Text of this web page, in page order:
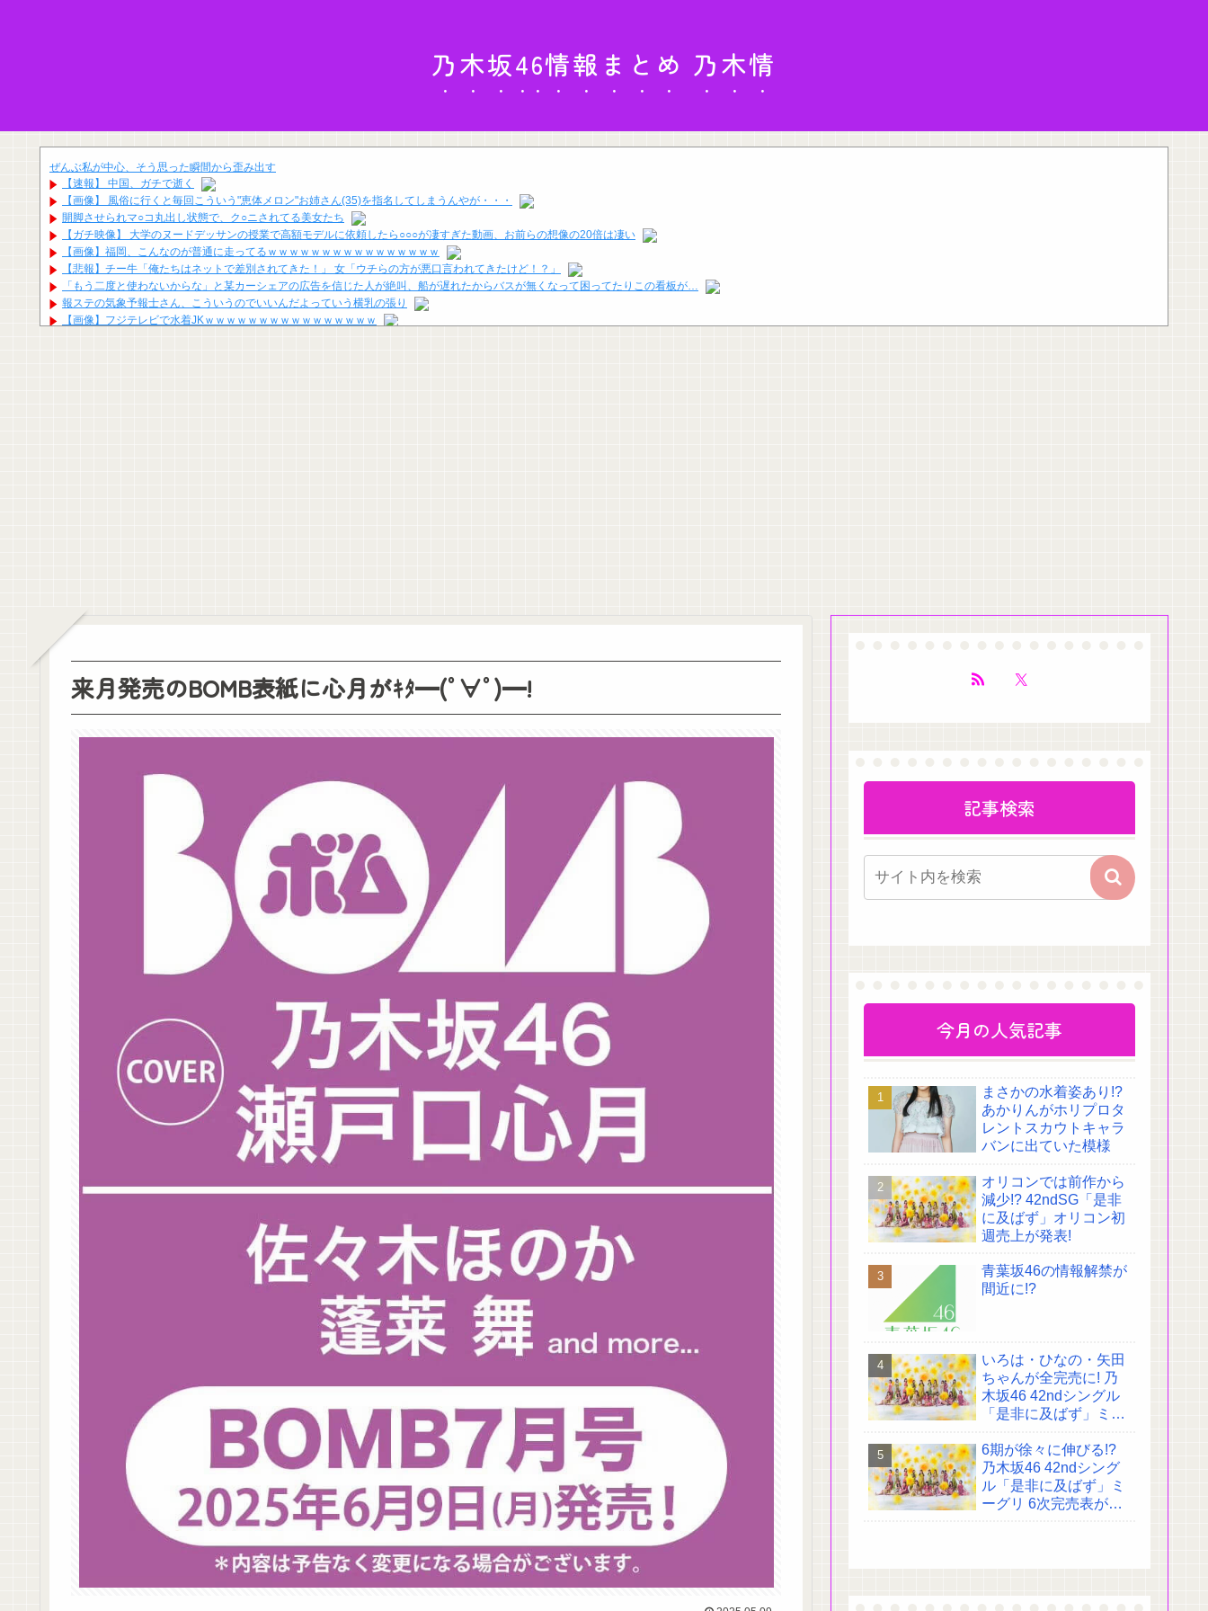
乃木坂46情報まとめ 乃木情
ぜんぶ私が中心、そう思った瞬間から歪み出す
【速報】 中国、ガチで逝く
【画像】 風俗に行くと毎回こういう"恵体メロン"お姉さん(35)を指名してしまうんやが・・・
開脚させられマ○コ丸出し状態で、ク○ニされてる美女たち
【ガチ映像】 大学のヌードデッサンの授業で高額モデルに依頼したら○○○が凄すぎた動画、お前らの想像の20倍は凄い
【画像】福岡、こんなのが普通に走ってるｗｗｗｗｗｗｗｗｗｗｗｗｗｗｗｗ
【悲報】チー牛「俺たちはネットで差別されてきた！」 女「ウチらの方が悪口言われてきたけど！？」
「もう二度と使わないからな」と某カーシェアの広告を信じた人が絶叫、船が遅れたからバスが無くなって困ってたりこの看板が…
報ステの気象予報士さん、こういうのでいいんだよっていう横乳の張り
【画像】フジテレビで水着JKｗｗｗｗｗｗｗｗｗｗｗｗｗｗｗｗ
来月発売のBOMB表紙に心月がｷﾀ━(ﾟ∀ﾟ)━!
記事検索
今月の人気記事
まさかの水着姿あり!?
あかりんがホリプロタ
レントスカウトキャラ
バンに出ていた模様
オリコンでは前作から
減少!? 42ndSG「是非
に及ばず」オリコン初
週売上が発表!
青葉坂46の情報解禁が
間近に!?
いろは・ひなの・矢田
ちゃんが全完売に! 乃
木坂46 42ndシングル
「是非に及ばず」ミー
ら!
6期が徐々に伸びる!?
乃木坂46 42ndシング
ル「是非に及ばず」ミ
ーグリ 6次完売表がこ